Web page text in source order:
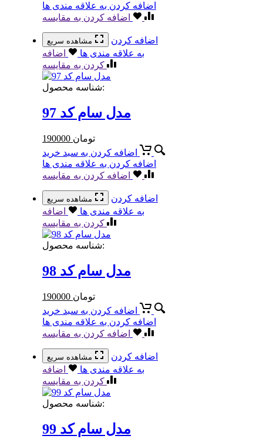
اضافه کردن به علاقه مندی ها
اضافه کردن به مقایسه
مشاهده سریع
اضافه کردن
به علاقه مندی ها
اضافه
کردن به مقایسه
شناسه محصول:
مدل سام کد 97
190000 تومان
اضافه کردن به سبد خرید
اضافه کردن به علاقه مندی ها
اضافه کردن به مقایسه
مشاهده سریع
اضافه کردن
به علاقه مندی ها
اضافه
کردن به مقایسه
شناسه محصول:
مدل سام کد 98
190000 تومان
اضافه کردن به سبد خرید
اضافه کردن به علاقه مندی ها
اضافه کردن به مقایسه
مشاهده سریع
اضافه کردن
به علاقه مندی ها
اضافه
کردن به مقایسه
شناسه محصول:
مدل سام کد 99